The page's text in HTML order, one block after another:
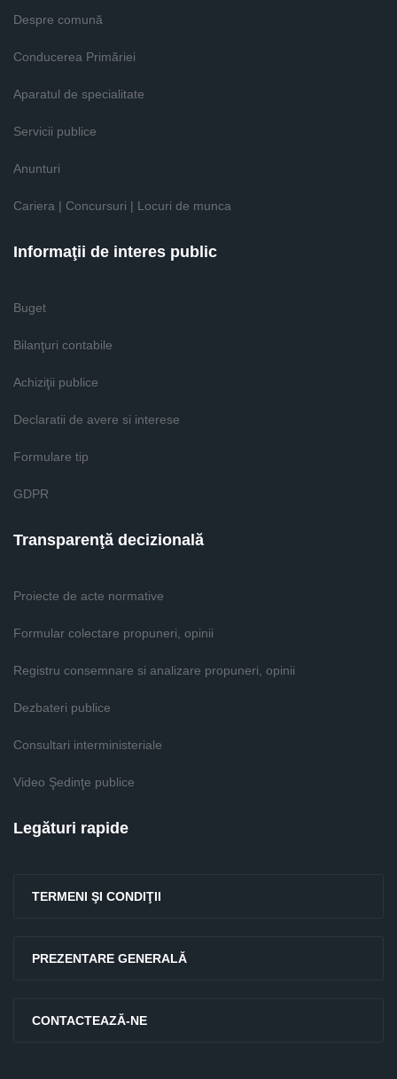
Despre comună
Conducerea Primăriei
Aparatul de specialitate
Servicii publice
Anunturi
Cariera | Concursuri | Locuri de munca
Informaţii de interes public
Buget
Bilanţuri contabile
Achiziţii publice
Declaratii de avere si interese
Formulare tip
GDPR
Transparenţă decizională
Proiecte de acte normative
Formular colectare propuneri, opinii
Registru consemnare si analizare propuneri, opinii
Dezbateri publice
Consultari interministeriale
Video Şedinţe publice
Legături rapide
TERMENI ŞI CONDIŢII
PREZENTARE GENERALĂ
CONTACTEAZĂ-NE